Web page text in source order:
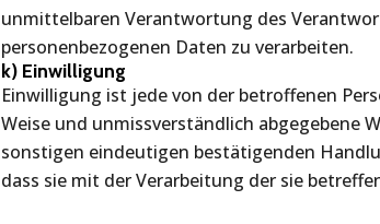
unmittelbaren Verantwortung des
personenbezogenen Daten zu verarbeiten.
k) Einwilligung
Einwilligung ist jede von der betroffenen
Weise und unmissverständlich abgegebene
sonstigen eindeutigen bestätigenden
dass sie mit der Verarbeitung der sie